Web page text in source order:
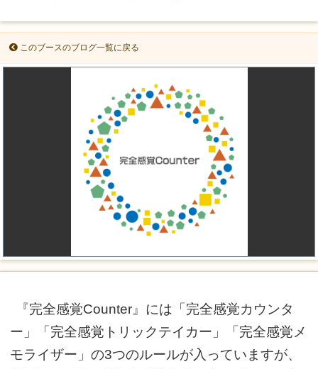
このブースのブログ一覧に戻る
『完全感覚Counter』には「完全感覚カウンタ
ー」「完全感覚トリックテイカー」「完全感覚メ
モライザー」の3つのルールが入っていますが、